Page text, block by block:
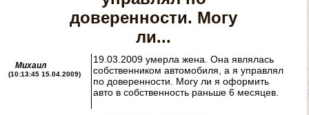
ЮРИДИЧЕСКИЕ
СТАТЬИ
доверенности. Могу
ли...
Михаил
(10:13:45 15.04.2009)
19.03.2009 умерла жена. Она являлась
собственником автомобиля, а я управлял
по доверенности. Могу ли я оформить
авто в собственность раньше 6 месяцев.